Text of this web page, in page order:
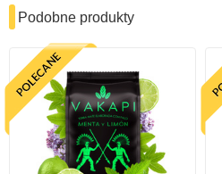
Podobne produkty